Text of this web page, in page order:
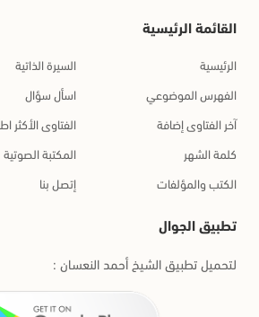
القائمة الرئيسية
الرئيسية
السيرة الذاتية
الفهرس الموضوعي
اسأل سؤال
آخر الفتاوى إضافة
الفتاوى الأكثر
كلمة الشهر
المكتبة الصوتية
الكتب والمؤلفات
إتصل بنا
تطبيق الجوال
لتحميل تطبيق الشيخ أحمد النعسان :